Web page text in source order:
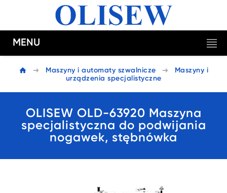
MENU
Maszyny i automaty szwalnicze
Maszyny i
urządzenia specjalistyczne
OLISEW OLD-63920 Maszyna
specjalistyczna do podwijania
nogawek, stębnówka